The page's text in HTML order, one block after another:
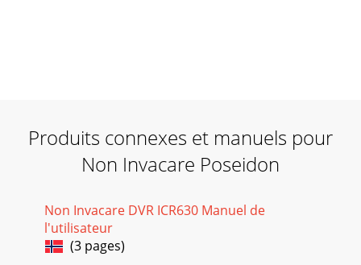
Produits connexes et manuels pour
Non Invacare Poseidon
Non Invacare DVR ICR630 Manuel de
l'utilisateur
(3 pages)